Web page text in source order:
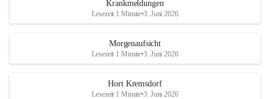
Krankmeldungen
Lesezeit 1 Minute•3. Juni 2026
Morgenaufsicht
Lesezeit 1 Minute•3. Juni 2026
Hort Kremsdorf
Lesezeit 1 Minute•3. Juni 2026